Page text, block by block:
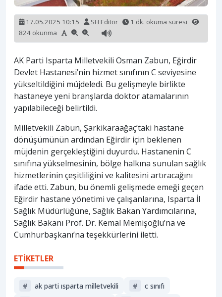
17.05.2025 10:15 SH Editör
1 dk. okuma süresi
824 okunma
AK Parti Isparta Milletvekili Osman Zabun, Eğirdir
Devlet Hastanesi’nin hizmet sınıfının C seviyesine
yükseltildiğini müjdeledi. Bu gelişmeyle birlikte
hastaneye yeni branşlarda doktor atamalarının
yapılabileceği belirtildi.
Milletvekili Zabun, Şarkikaraağaç’taki hastane
dönüşümünün ardından Eğirdir için beklenen
müjdenin gerçekleştiğini duyurdu. Hastanenin C
sınıfına yükselmesinin, bölge halkına sunulan sağlık
hizmetlerinin çeşitliliğini ve kalitesini artıracağını
ifade etti. Zabun, bu önemli gelişmede emeği geçen
Eğirdir hastane yönetimi ve çalışanlarına, Isparta İl
Sağlık Müdürlüğüne, Sağlık Bakan Yardımcılarına,
Sağlık Bakanı Prof. Dr. Kemal Memişoğlu’na ve
Cumhurbaşkanı’na teşekkürlerini iletti.
ETİKETLER
# ak parti isparta milletvekili #
c sınıfı